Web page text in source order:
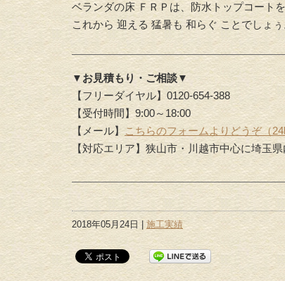
ベランダの床 ＦＲＰは、防水トップコートを
これから 迎える 猛暑も 和らぐ ことでしょぅ
▼お見積もり・ご相談▼
【フリーダイヤル】0120-654-388
【受付時間】9:00～18:00
【メール】こちらのフォームよりどうぞ（
【対応エリア】狭山市・川越市中心に埼玉県
2018年05月24日 | 施工実績